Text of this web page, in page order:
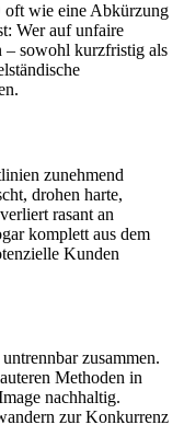
wie eine Abkürzung
Wer auf unfaire
– sowohl kurzfristig als
zunehmend
drohen harte,
rasant an
komplett aus dem
Kunden
zusammen.
Methoden in
nachhaltig.
zur Konkurrenz